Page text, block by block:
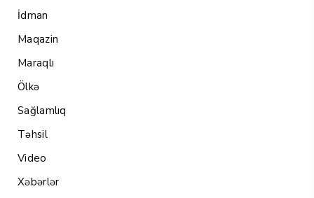
İdman
Maqazin
Maraqlı
Ölkə
Sağlamlıq
Təhsil
Video
Xəbərlər